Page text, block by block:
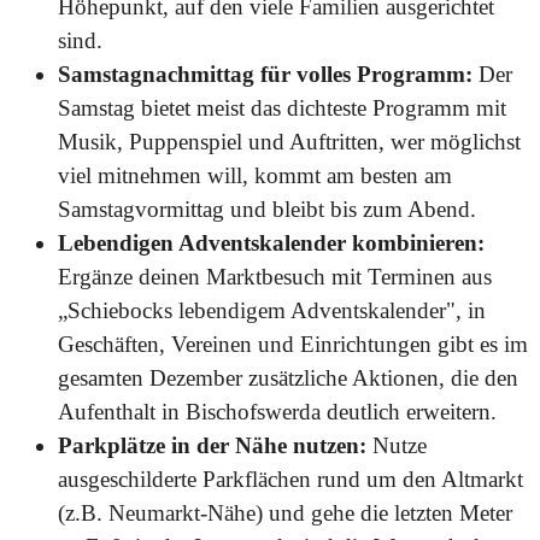
Höhepunkt, auf den viele Familien ausgerichtet
sind.
Samstagnachmittag für volles Programm: Der
Samstag bietet meist das dichteste Programm mit
Musik, Puppenspiel und Auftritten, wer möglichst
viel mitnehmen will, kommt am besten am
Samstagvormittag und bleibt bis zum Abend.
Lebendigen Adventskalender kombinieren:
Ergänze deinen Marktbesuch mit Terminen aus
„Schiebocks lebendigem Adventskalender", in
Geschäften, Vereinen und Einrichtungen gibt es im
gesamten Dezember zusätzliche Aktionen, die den
Aufenthalt in Bischofswerda deutlich erweitern.
Parkplätze in der Nähe nutzen: Nutze
ausgeschilderte Parkflächen rund um den Altmarkt
(z.B. Neumarkt-Nähe) und gehe die letzten Meter